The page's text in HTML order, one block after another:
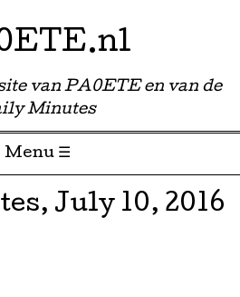
van PA0ETE en van de
Minutes
Menu ☰
July 10, 2016